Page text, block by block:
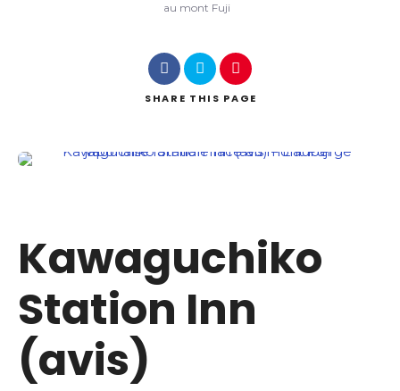
au mont Fuji
SHARE THIS PAGE
Kawaguchiko
Station Inn
(avis)